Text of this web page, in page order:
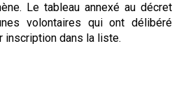
Le tableau annexé au décret
volontaires qui ont délibéré
inscription dans la liste.